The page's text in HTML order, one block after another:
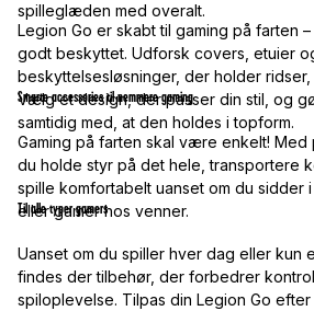
spilleglæden med overalt.
Legion Go er skabt til gaming på farten
godt beskyttet. Udforsk covers, etuier
beskyttelsesløsninger, der holder
Vælg et design, der passer din stil, og
samtidig med, at den holdes i topform.
Smarte accessories til nemmere gaming
Gaming på farten skal være enkelt! Med
du holde styr på det hele, transportere
spille komfortabelt uanset om du sidder
eller gamer hos venner.
Til alle typer gamers
Uanset om du spiller hver dag eller kun
findes der tilbehør, der forbedrer
spiloplevelse. Tilpas din Legion Go